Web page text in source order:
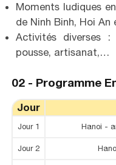
Moments ludiques
de Ninh Binh, Hoi
Activités diverses :
pousse, artisanat,…
02 - Programme
Jour
Jour 1 Hanoi -
Jour 2